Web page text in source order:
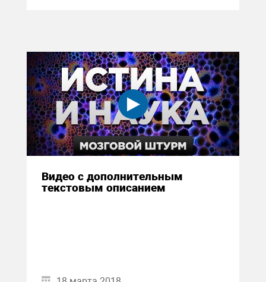
Видео с дополнительным
текстовым описанием